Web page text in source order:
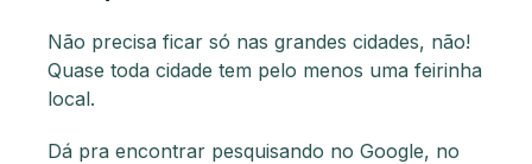
Não precisa ficar só nas grandes cidades, não!
Quase toda cidade tem pelo menos uma feirinha
local.
Dá pra encontrar pesquisando no Google, no